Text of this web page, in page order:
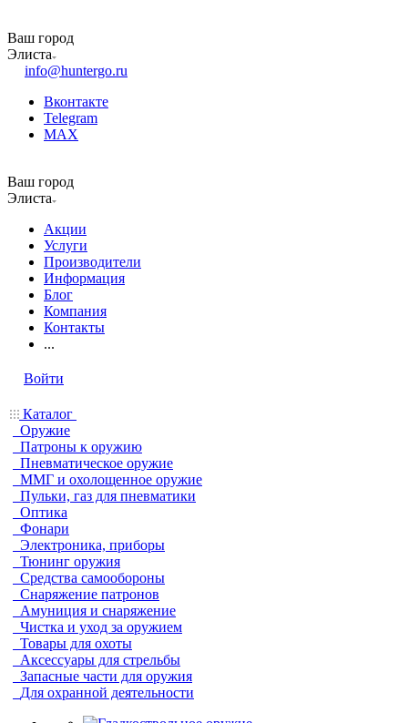
Ваш город
Элиста
info@huntergo.ru
Вконтакте
Telegram
MAX
Ваш город
Элиста
Акции
Услуги
Производители
Информация
Блог
Компания
Контакты
...
Войти
Каталог
Оружие
Патроны к оружию
Пневматическое оружие
ММГ и охолощенное оружие
Пульки, газ для пневматики
Оптика
Фонари
Электроника, приборы
Тюнинг оружия
Средства самообороны
Снаряжение патронов
Амуниция и снаряжение
Чистка и уход за оружием
Товары для охоты
Аксессуары для стрельбы
Запасные части для оружия
Для охранной деятельности